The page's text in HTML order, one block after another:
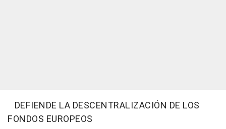
DEFIENDE LA DESCENTRALIZACIÓN DE LOS
FONDOS EUROPEOS